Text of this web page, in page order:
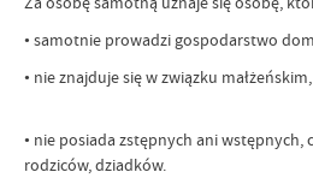
• samotnie prowadzi gospodarstwo
• nie znajduje się w
• nie posiada zstępnych ani wstępnych,
rodziców, dziadków.